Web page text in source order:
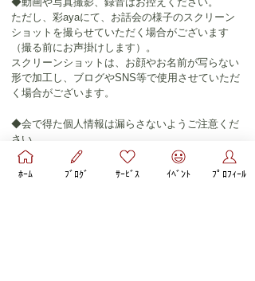
ただし、彩ayaにて、お話会の様子のスクリーン
ショットを撮らせていただく場合がございます
（撮る前にお声掛けします）。
スクリーンショットは、お顔やお名前が写らない
形で加工し、ブログやSNS等で使用させていただ
く場合がございます。
◆会で得た個人情報は漏らさないようご注意くだ
さい。
◆他の参加者様への妨げや誹謗中傷はおやめくだ
ﾎｰﾑ ﾌﾞﾛｸﾞ ｻｰﾋﾞｽ ｲﾍﾞﾝﾄ ﾌﾟﾛﾌｨｰﾙ